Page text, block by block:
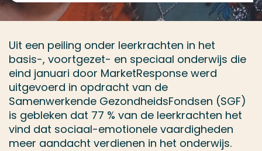
Uit een peiling onder leerkrachten in het
basis-, voortgezet- en speciaal onderwijs die
eind januari door MarketResponse werd
uitgevoerd in opdracht van de
Samenwerkende GezondheidsFondsen (SGF)
is gebleken dat 77 % van de leerkrachten het
vind dat sociaal-emotionele vaardigheden
meer aandacht verdienen in het onderwijs.